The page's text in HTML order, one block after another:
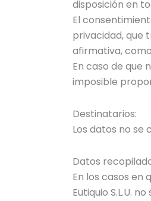
disposición en
El
privacidad, que
afirmativa,
En caso de que
imposible
Destinatarios:
Los datos no se
Datos
En los casos
Eutiquio S.L.U.